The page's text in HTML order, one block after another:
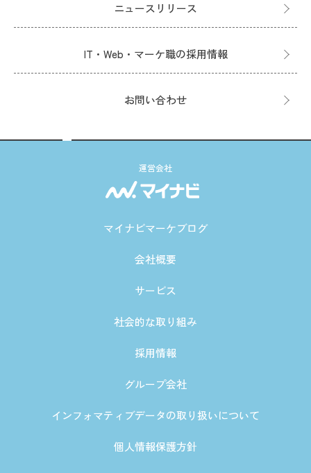
ニュースリリース
IT・Web・マーケ職の採用情報
お問い合わせ
運営会社
マイナビマーケブログ
会社概要
サービス
社会的な取り組み
採用情報
グループ会社
インフォマティブデータの取り扱いについて
個人情報保護方針